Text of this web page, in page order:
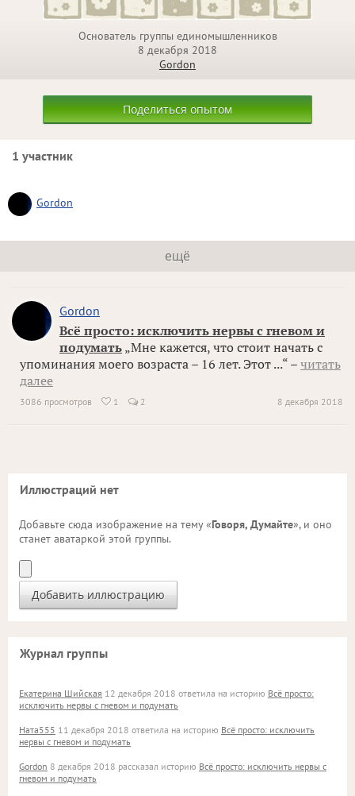
Основатель группы единомышленников
8 декабря 2018
Gordon
Поделиться опытом
1 участник
Gordon
ещё
Gordon
Всё просто: исключить нервы с гневом и
подумать „Мне кажется, что стоит начать с
упоминания моего возраста – 16 лет. Этот ...“ – читать
далее
8 декабря 2018
3086 просмотров  1 2
Иллюстраций нет
Добавьте сюда изображение на тему «Говоря, Думайте», и оно
станет аватаркой этой группы.
Журнал группы
Екатерина Шийская 12 декабря 2018 ответила на историю Всё просто:
исключить нервы с гневом и подумать
Ната555 11 декабря 2018 ответила на историю Всё просто: исключить
нервы с гневом и подумать
Gordon 8 декабря 2018 рассказал историю Всё просто: исключить нервы с
гневом и подумать